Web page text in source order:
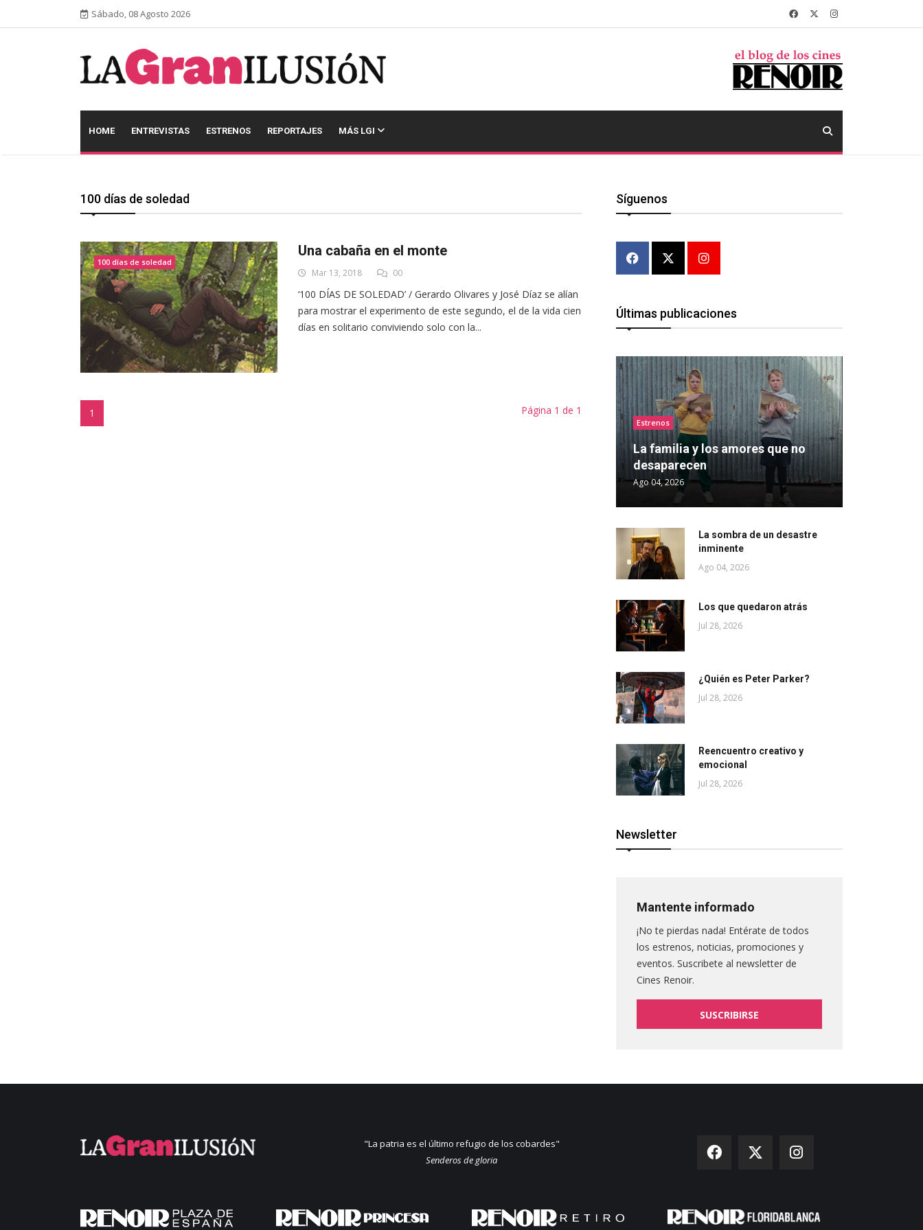
Sábado, 08 Agosto 2026
HOME ENTREVISTAS ESTRENOS REPORTAJES MÁS LGI
100 días de soledad
100 días de soledad
Una cabaña en el monte
Mar 13, 2018 00
‘100 DÍAS DE SOLEDAD’ / Gerardo Olivares y José Díaz se alían
para mostrar el experimento de este segundo, el de la vida cien
días en solitario conviviendo solo con la...
1 Página 1 de 1
Síguenos
Últimas publicaciones
Estrenos
La familia y los amores que no
desaparecen
Ago 04, 2026
La sombra de un desastre
inminente
Ago 04, 2026
Los que quedaron atrás
Jul 28, 2026
¿Quién es Peter Parker?
Jul 28, 2026
Reencuentro creativo y
emocional
Jul 28, 2026
Newsletter
Mantente informado
¡No te pierdas nada! Entérate de todos
los estrenos, noticias, promociones y
eventos. Suscribete al newsletter de
Cines Renoir.
SUSCRIBIRSE
"La patria es el último refugio de los cobardes"
Senderos de gloria